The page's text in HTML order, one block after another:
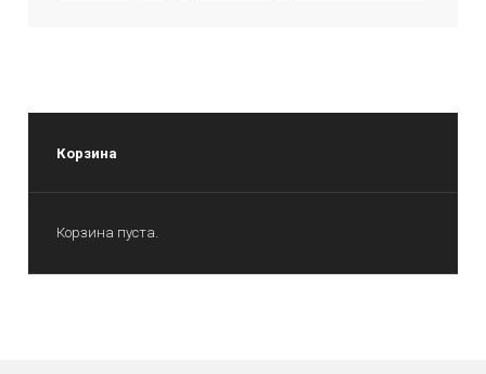
Корзина
Корзина пуста.